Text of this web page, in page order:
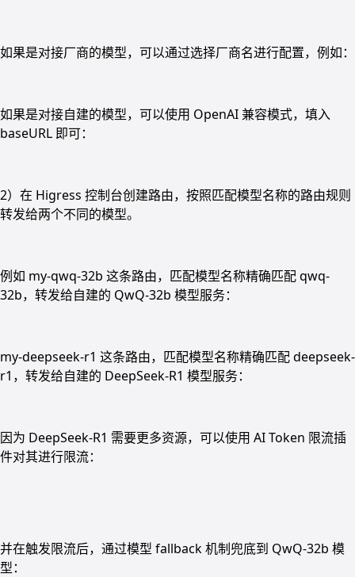
如果是对接厂商的模型，可以通过选择厂商名进行配置，例如：
如果是对接自建的模型，可以使用 OpenAI 兼容模式，填入
baseURL 即可：
2）在 Higress 控制台创建路由，按照匹配模型名称的路由规则
转发给两个不同的模型。
例如 my-qwq-32b 这条路由，匹配模型名称精确匹配 qwq-
32b，转发给自建的 QwQ-32b 模型服务：
my-deepseek-r1 这条路由，匹配模型名称精确匹配 deepseek-
r1，转发给自建的 DeepSeek-R1 模型服务：
因为 DeepSeek-R1 需要更多资源，可以使用 AI Token 限流插
件对其进行限流：
并在触发限流后，通过模型 fallback 机制兜底到 QwQ-32b 模
型：